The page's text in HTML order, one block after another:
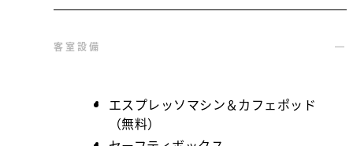
客室設備
エスプレッソマシン＆カフェポッド
（無料）